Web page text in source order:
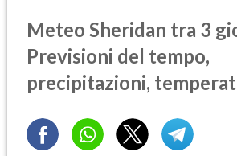
Meteo Sheridan tra 3
Previsioni del tempo,
precipitazioni,